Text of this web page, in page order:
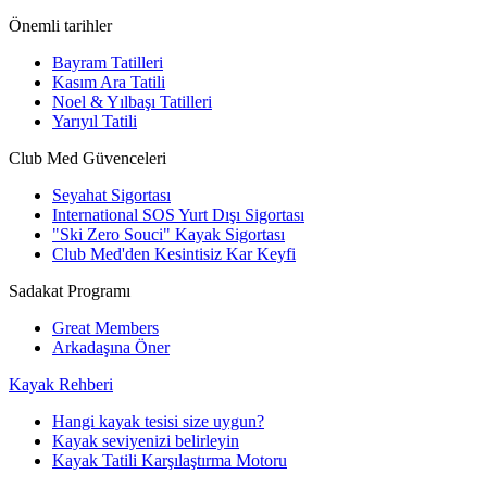
Önemli tarihler
Bayram Tatilleri
Kasım Ara Tatili
Noel & Yılbaşı Tatilleri
Yarıyıl Tatili
Club Med Güvenceleri
Seyahat Sigortası
International SOS Yurt Dışı Sigortası
"Ski Zero Souci" Kayak Sigortası
Club Med'den Kesintisiz Kar Keyfi
Sadakat Programı
Great Members
Arkadaşına Öner
Kayak Rehberi
Hangi kayak tesisi size uygun?
Kayak seviyenizi belirleyin
Kayak Tatili Karşılaştırma Motoru